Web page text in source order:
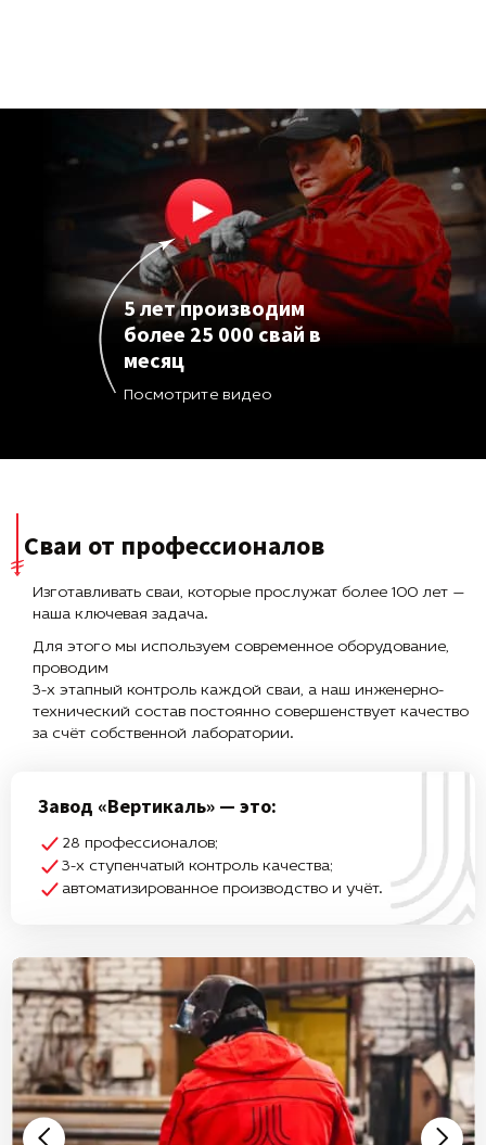
5 лет производим
более 25 000 свай в
месяц
Посмотрите видео
Сваи от профессионалов
Изготавливать сваи, которые прослужат более 100 лет —
наша ключевая задача.
Для этого мы используем современное оборудование,
проводим
3-х этапный контроль каждой сваи, а наш инженерно-
технический состав постоянно совершенствует качество
за счёт собственной лаборатории.
Завод «Вертикаль» — это:
28 профессионалов;
3-х ступенчатый контроль качества;
автоматизированное производство и учёт.